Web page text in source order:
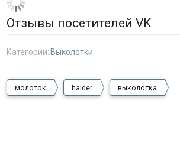
Отзывы посетителей VK
Категории:Выколотки
молоток halder выколотка